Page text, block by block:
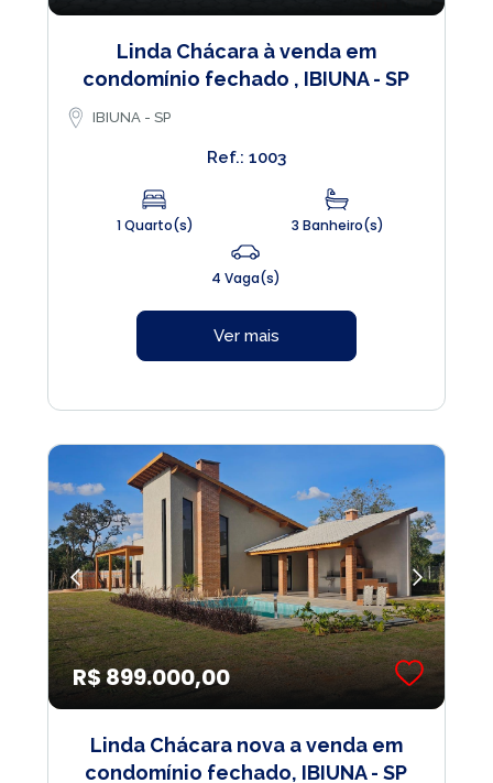
Linda Chácara à venda em
condomínio fechado , IBIUNA - SP
IBIUNA - SP
Ref.: 1003
1 Quarto(s) 3 Banheiro(s)
4 Vaga(s)
Ver mais
R$ 899.000,00
Linda Chácara nova a venda em
condomínio fechado, IBIUNA - SP